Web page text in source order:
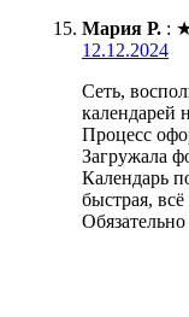
Мария Р. :
12.12.2024
Сеть,
календарей
Процесс
Загружала
Календарь
быстрая,